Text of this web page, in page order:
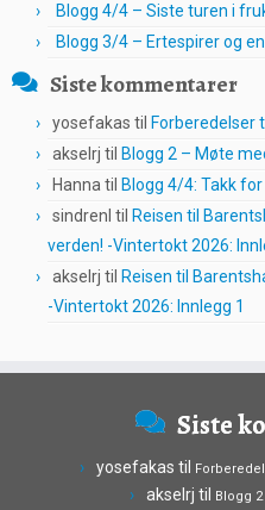
Blogg 4/4 – Siste turen i
Blogg 3/4 – Ertespirer og
Siste kommentarer
yosefakas til Forberedelser
akselrj til Blogg 2 – Møte
Hanna til Blogg 4/4: Takk
sindrenl til Reisen til
verden! -Vintertokt 2026:
akselrj til Reisen til
-Vintertokt 2026: Innlegg 1
Siste
yosefakas til
akselrj til Blogg